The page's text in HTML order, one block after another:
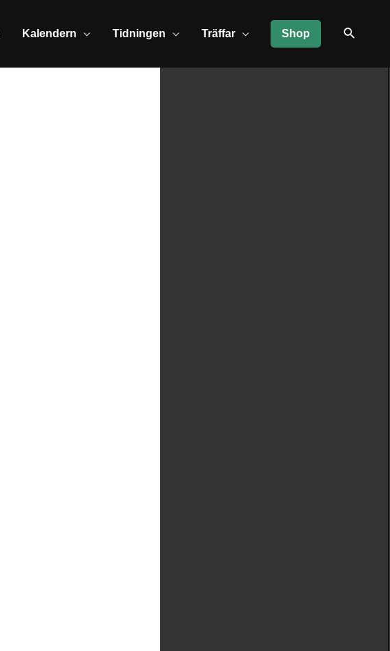
Kalendern Tidningen Träffar Shop